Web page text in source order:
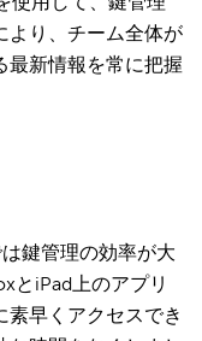
より、チーム全体が
最新情報を常に把握
鍵管理の効率が大
とiPad上のアプリ
素早くアクセスでき